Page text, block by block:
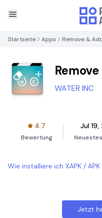
Startseite Apps Remove &
WATER INC
4.7
Bewertung
Jul
Wie installiere ich XAPK /
Jetzt